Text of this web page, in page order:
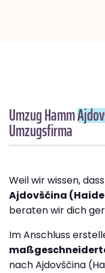
Umzug Hamm
Umzugsfirma
Weil wir wissen, dass
Ajdovščina
beraten wir dich
Im Anschluss
nach Ajdovščina